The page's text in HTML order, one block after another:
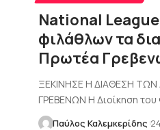
National
φιλάθλων τα
Πρωτέα
ΞΕΚΙΝΗΣΕ Η ΔΙΑΘΕΣΗ ΤΩΝ
ΓΡΕΒΕΝΩΝ Η Διοίκηση
Παύλος Καλεμκερίδης